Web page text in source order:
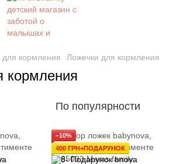
кормления Ложечки для кормления
кормления
По популярности
−10%
400 ГРН+ПОДАРУНОК